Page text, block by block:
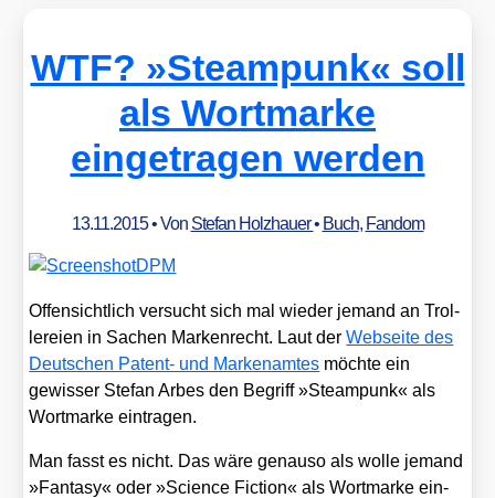
WTF? »Steampunk« soll
als Wortmarke
eingetragen werden
13.11.2015• Von Stefan Holzhauer• Buch, Fandom
Offen­sicht­lich ver­sucht sich mal wie­der jemand an Trol­
lerei­en in Sachen Mar­ken­recht. Laut derWeb­sei­te des
Deut­schen Patent- und Mar­ken­am­tes möch­te ein
gewis­ser Ste­fan Arbes den Begriff »Steam­punk« als
Wort­mar­ke ein­tra­gen.
Man fasst es nicht. Das wäre genau­so als wol­le jemand
»Fan­ta­sy« oder »Sci­ence Fic­tion« als Wort­mar­ke ein­